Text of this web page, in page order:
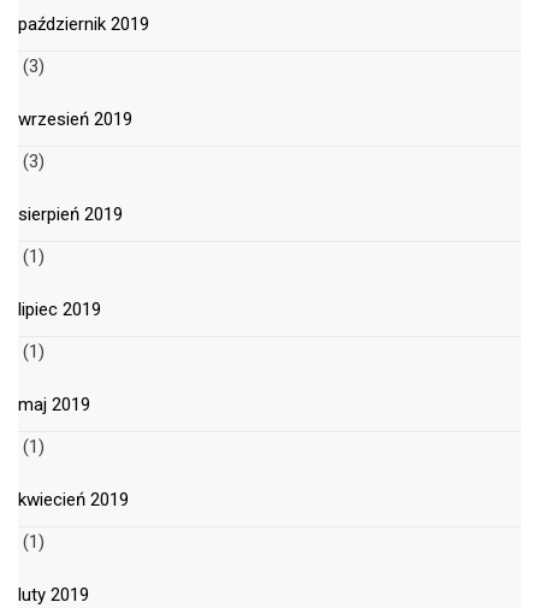
październik 2019
(3)
wrzesień 2019
(3)
sierpień 2019
(1)
lipiec 2019
(1)
maj 2019
(1)
kwiecień 2019
(1)
luty 2019